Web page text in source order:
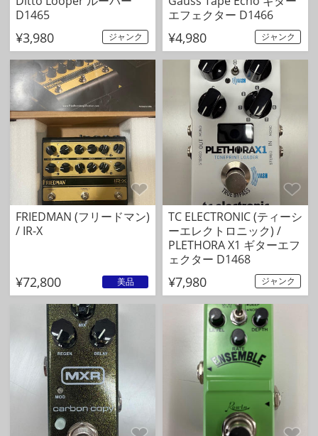
D1465
¥3,980 ジャンク
エフェクター D1466
¥4,980 ジャンク
FRIEDMAN (フリードマン)
/ IR-X
¥72,800 美品
TC ELECTRONIC (ティーシ
ーエレクトロニック) /
PLETHORA X1 ギターエフ
ェクター D1468
¥7,980 ジャンク